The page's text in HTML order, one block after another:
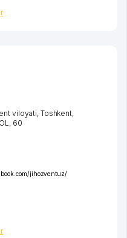
jihozventuz/
viloyati, Toshkent,
, 60